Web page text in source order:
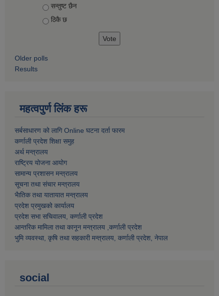
सन्तुष्ट छैन
ठिकै छ
Older polls
Results
महत्वपुर्ण लिंक हरू
सर्बसाधारण को लागि Online घटना दर्ता फारम
कर्णाली प्रदेश शिक्षा समुह
अर्थ मन्त्रालय
राष्ट्रिय योजना आयोग
सामान्य प्रशासन मन्त्रालय
सूचना तथा संचार मन्त्रालय
भैातिक तथा यातायात मन्त्रालय
प्रदेश प्रमुखको कार्यालय
प्रदेश सभा सचिवालय, कर्णाली प्रदेश
आन्तरिक मामिला तथा कानून मन्त्रालय ,कर्णाली प्रदेश
भुमि व्यवस्था, कृषि तथा सहकारी मन्त्रालय, कर्णाली प्रदेश, नेपाल
social